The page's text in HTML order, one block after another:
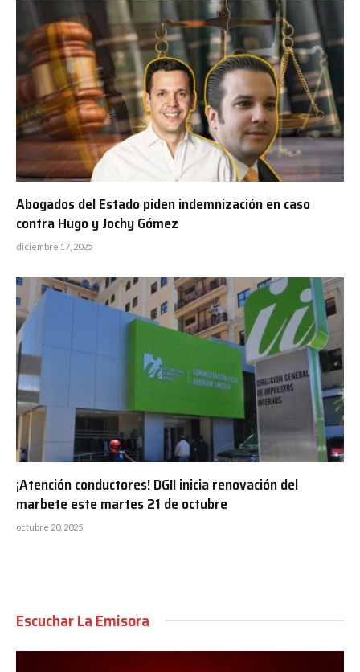
Abogados del Estado piden indemnización en caso
contra Hugo y Jochy Gómez
diciembre 17, 2025
¡Atención conductores! DGII inicia renovación del
marbete este martes 21 de octubre
octubre 20, 2025
Escuchar La Emisora